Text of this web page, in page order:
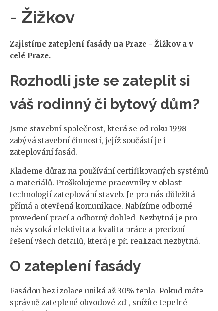
- Žižkov
Zajistíme zateplení fasády na Praze - Žižkov a v
celé Praze.
Rozhodli jste se zateplit si
váš rodinný či bytový dům?
Jsme stavební společnost, která se od roku 1998
zabývá stavební činností, jejíž součástí je i
zateplování fasád.
Klademe důraz na používání certifikovaných systémů
a materiálů. Proškolujeme pracovníky v oblasti
technologií zateplování staveb. Je pro nás důležitá
přímá a otevřená komunikace. Nabízíme odborné
provedení prací a odborný dohled. Nezbytná je pro
nás vysoká efektivita a kvalita práce a precizní
řešení všech detailů, která je při realizaci nezbytná.
O zateplení fasády
Fasádou bez izolace uniká až 30% tepla. Pokud máte
správně zateplené obvodové zdi, snížíte tepelné